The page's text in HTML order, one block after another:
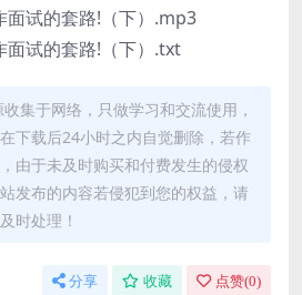
面试的套路!（下）.mp3
面试的套路!（下）.txt
集于网络，只做学习和交流使用，
下载后24小时之内自觉删除，若作
由于未及时购买和付费发生的侵权
发布的内容若侵犯到您的权益，请
时处理！
分享 收藏 点赞(0)